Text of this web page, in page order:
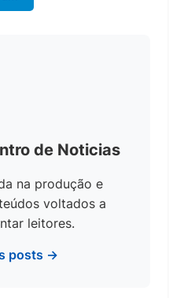
de Noticias
na produção e
voltados a
leitores.
posts →